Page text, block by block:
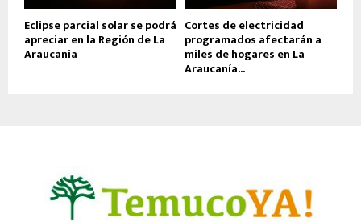
Eclipse parcial solar se podrá
apreciar en la Región de La
Araucania
Cortes de electricidad
programados afectarán a
miles de hogares en La
Araucanía...